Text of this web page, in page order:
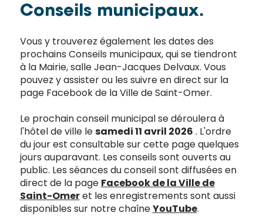
Conseils municipaux.
Vous y trouverez également les dates des
prochains Conseils municipaux, qui se tiendront
à la Mairie, salle Jean-Jacques Delvaux. Vous
pouvez y assister ou les suivre en direct sur la
page Facebook de la Ville de Saint-Omer.
Le prochain conseil municipal se déroulera à
l'hôtel de ville lesamedi 11 avril 2026 . L'ordre
du jour est consultable sur cette page quelques
jours auparavant. Les conseils sont ouverts au
public. Les séances du conseil sont diffusées en
direct de la page Facebook de la Ville de
Saint-Omeret les enregistrements sont aussi
disponibles sur notre chaîneYouTube.
vers la
publication.
Merci
de votre
intérêt
pour
l'actualité
Ville et
de ses
partenaires.
(*Champs
obligatoires)
Si vous